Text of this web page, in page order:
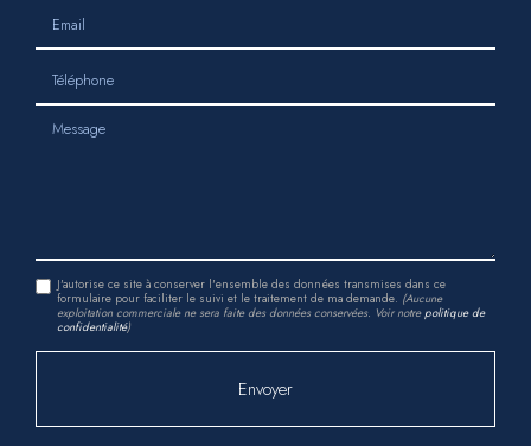
Email
Téléphone
Message
J'autorise ce site à conserver l'ensemble des données transmises dans ce
formulaire pour faciliter le suivi et le traitement de ma demande. (Aucune
exploitation commerciale ne sera faite des données conservées. Voir notrepolitique de
confidentialité)